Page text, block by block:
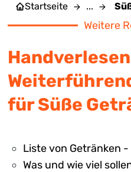
Startseite ...
Weitere
für Süße
Liste von Getränken -
Was und wie viel